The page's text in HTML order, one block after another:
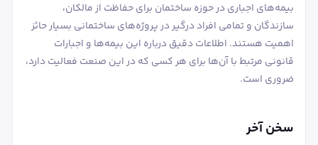
بیمه‌های اجباری در حوزه ساختمان برای حفاظت از مالکان،
سازندگان و تمامی افراد درگیر در پروژه‌های ساختمانی بسیار حائز
اهمیت هستند. اطلاعات دقیق درباره این بیمه‌ها و اجبارات
قانونی مرتبط با آن‌ها برای هر کسی که در این صنعت فعالیت دارد،
ضروری است.
سخن آخر